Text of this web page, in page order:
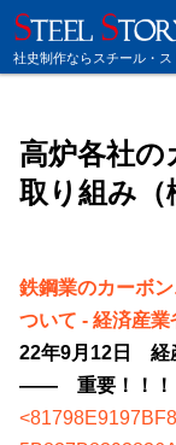
社史制作ならスチール・ス
高炉各社
取り組み（
鉄鋼業のカーボ
ついて - 経済産業
22年9月12日 経
―― 重要！！！